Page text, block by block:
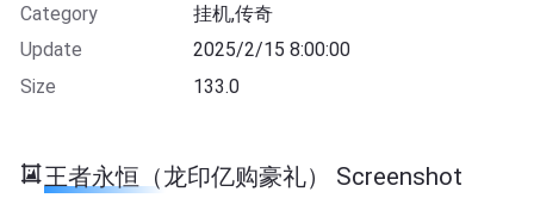
Category
挂机,传奇
Update
2025/2/15 8:00:00
Size
133.0
王者永恒（龙印亿购豪礼） Screenshot